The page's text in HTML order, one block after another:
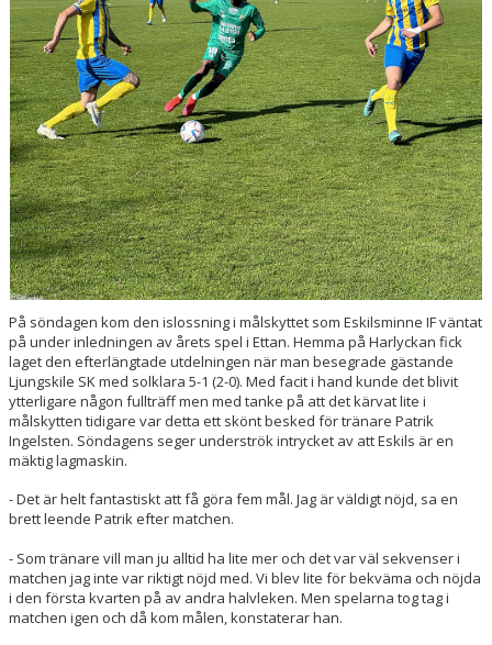
ETTAN SÖDRA
På söndagen kom den islossning i målskyttet som Eskilsminne IF väntat
på under inledningen av årets spel i Ettan. Hemma på Harlyckan fick
laget den efterlängtade utdelningen när man besegrade gästande
Ljungskile SK med solklara 5-1 (2-0). Med facit i hand kunde det blivit
ytterligare någon fullträff men med tanke på att det kärvat lite i
målskytten tidigare var detta ett skönt besked för tränare Patrik
Ingelsten. Söndagens seger underströk intrycket av att Eskils är en
mäktig lagmaskin.
- Det är helt fantastiskt att få göra fem mål. Jag är väldigt nöjd, sa en
brett leende Patrik efter matchen.
- Som tränare vill man ju alltid ha lite mer och det var väl sekvenser i
matchen jag inte var riktigt nöjd med. Vi blev lite för bekväma och nöjda
i den första kvarten på av andra halvleken. Men spelarna tog tag i
matchen igen och då kom målen, konstaterar han.